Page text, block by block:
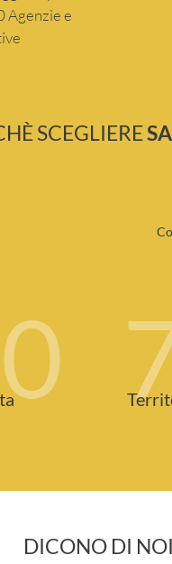
Agenzie e
SCEGLIERE
DICONO DI NOI